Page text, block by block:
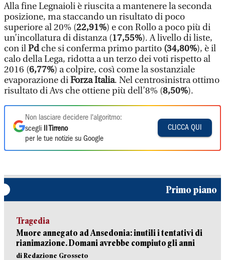
Alla fine Legnaioli è riuscita a mantenere la seconda
posizione, ma staccando un risultato di poco
superiore al 20% (22,91%) e con Rollo a poco più di
un’incollatura di distanza (17,55%). A livello di liste,
con ilPdche si conferma primo partito (34,80%), è il
calo della Lega, ridotta a un terzo dei voti rispetto al
2016 (6,77%) a colpire, così come la sostanziale
evaporazione diForza Italia. Nel centrosinistra ottimo
risultato di Avs che ottiene più dell’8% (8,50%).
Non lasciare decidere l'algoritmo:
scegli
Il Tirreno
per le tue notizie su Google
CLICCA QUI
Primo piano
Tragedia
Muore annegato ad Ansedonia: inutili i tentativi di
rianimazione. Domani avrebbe compiuto gli anni
di Redazione Grosseto